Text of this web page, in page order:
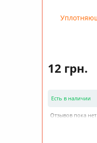
12 грн.
Есть в наличии
Отзывов пока нет